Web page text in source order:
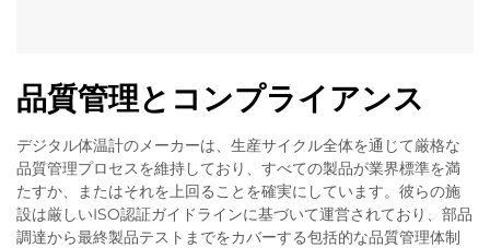
品質管理とコンプライアンス
デジタル体温計のメーカーは、生産サイクル全体を通じて厳格な
品質管理プロセスを維持しており、すべての製品が業界標準を満
たすか、またはそれを上回ることを確実にしています。彼らの施
設は厳しいISO認証ガイドラインに基づいて運営されており、部品
調達から最終製品テストまでをカバーする包括的な品質管理体制